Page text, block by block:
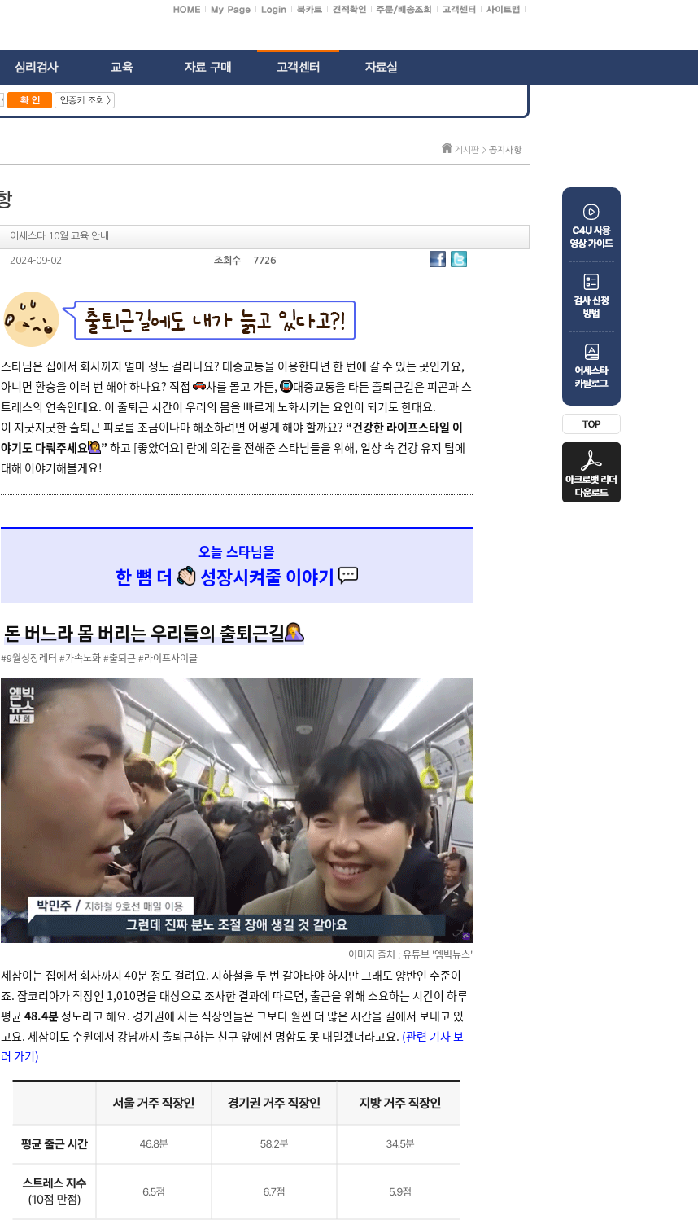
게시판 > 공지사항
어세스타 10월 교육 안내
2024-09-02 조회수 7726
스타님은 집에서 회사까지 얼마 정도 걸리나요? 대중교통을 이용한다면 한 번에 갈 수 있는 곳인가요,
아니면 환승을 여러 번 해야 하나요? 직접
차를 몰고 가든,
대중교통을 타든 출퇴근길은 피곤과 스
트레스의 연속인데요. 이 출퇴근 시간이 우리의 몸을 빠르게 노화시키는 요인이 되기도 한대요.
이 지긋지긋한 출퇴근 피로를 조금이나마 해소하려면 어떻게 해야 할까요? “건강한 라이프스타일 이
야기도 다뤄주세요
” 하고 [좋았어요] 란에 의견을 전해준 스타님들을 위해, 일상 속 건강 유지 팁에
대해 이야기해볼게요!
오늘 스타님을
한 뼘 더 성장시켜줄 이야기
돈 버느라 몸 버리는 우리들의 출퇴근길
#9월성장레터 #가속노화 #출퇴근 #라이프사이클
이미지 출처 : 유튜브 '엠빅뉴스'
세삼이는 집에서 회사까지 40분 정도 걸려요. 지하철을 두 번 갈아타야 하지만 그래도 양반인 수준이
죠. 잡코리아가 직장인 1,010명을 대상으로 조사한 결과에 따르면, 출근을 위해 소요하는 시간이 하루
평균48.4분 정도라고 해요. 경기권에 사는 직장인들은 그보다 훨씬 더 많은 시간을 길에서 보내고 있
고요. 세삼이도 수원에서 강남까지 출퇴근하는 친구 앞에선 명함도 못 내밀겠더라고요. (관련 기사 보
러 가기)